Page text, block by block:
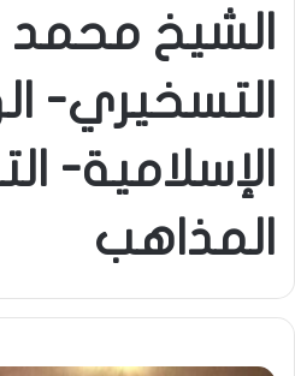
الشيخ
التسخيري-
الإسلامية-
المذاهب